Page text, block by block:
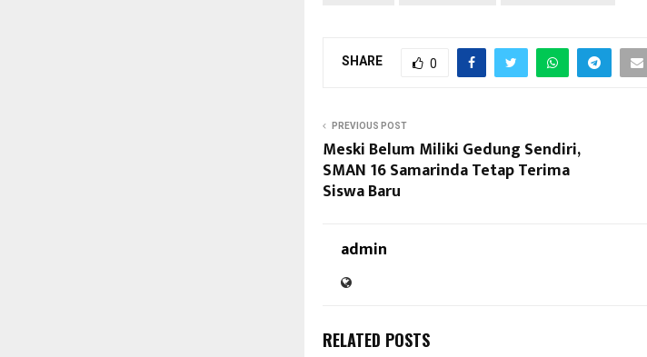
SHARE 0
PREVIOUS POST
Meski Belum Miliki Gedung Sendiri,
SMAN 16 Samarinda Tetap Terima
Siswa Baru
admin
RELATED POSTS